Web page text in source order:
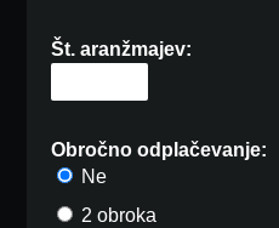
Št. aranžmajev:
Obročno odplačevanje:
Ne
2 obroka